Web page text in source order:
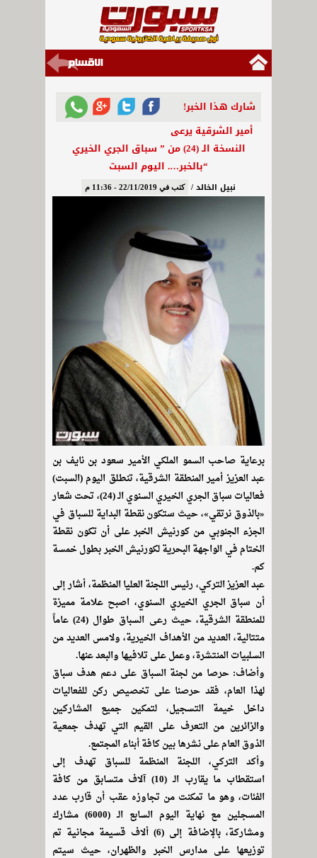
شارك هذا الخبر!
أمير الشرقية يرعى
النسخة الـ (24) من ” سباق الجري الخيري
“بالخبر…. اليوم السبت
نبيل الخالد / كتب في 22/11/2019 - 11:36 م
برعاية صاحب السمو الملكي الأمير سعود بن نايف بن
عبد العزيز أمير المنطقة الشرقية، تنطلق اليوم (السبت)
فعاليات سباق الجري الخيري السنوي الـ (24)، تحت شعار
«بالذوق نرتقي»، حيث ستكون نقطة البداية للسباق في
الجزء الجنوبي من كورنيش الخبر على أن تكون نقطة
الختام في الواجهة البحرية لكورنيش الخبر بطول خمسة
كم.
عبد العزيز التركي، رئيس اللجنة العليا المنظمة، أشار إلى
أن سباق الجري الخيري السنوي، اصبح علامة مميزة
للمنطقة الشرقية، حيث رعى السباق طوال (24) عاماً
متتالية، العديد من الأهداف الخيرية، ولامس العديد من
السلبيات المنتشرة، وعمل على تلافيها والبعد عنها.
وأضاف: حرصا من لجنة السباق على دعم هدف سباق
لهذا العام، فقد حرصنا على تخصيص ركن للفعاليات
داخل خيمة التسجيل، لتمكين جميع المشاركين
والزائرين من التعرف على القيم التي تهدف جمعية
الذوق العام على نشرها بين كافة أبناء المجتمع.
وأكد التركي، اللجنة المنظمة للسباق تهدف إلى
استقطاب ما يقارب الـ (10) آلاف متسابق من كافة
الفئات، وهو ما تمكنت من تجاوزه عقب أن قارب عدد
المسجلين مع نهاية اليوم السابع الـ (6000) مشارك
ومشاركة، بالإضافة إلى (6) ألاف قسيمة مجانية تم
توزيعها على مدارس الخبر والظهران، حيث سيتم